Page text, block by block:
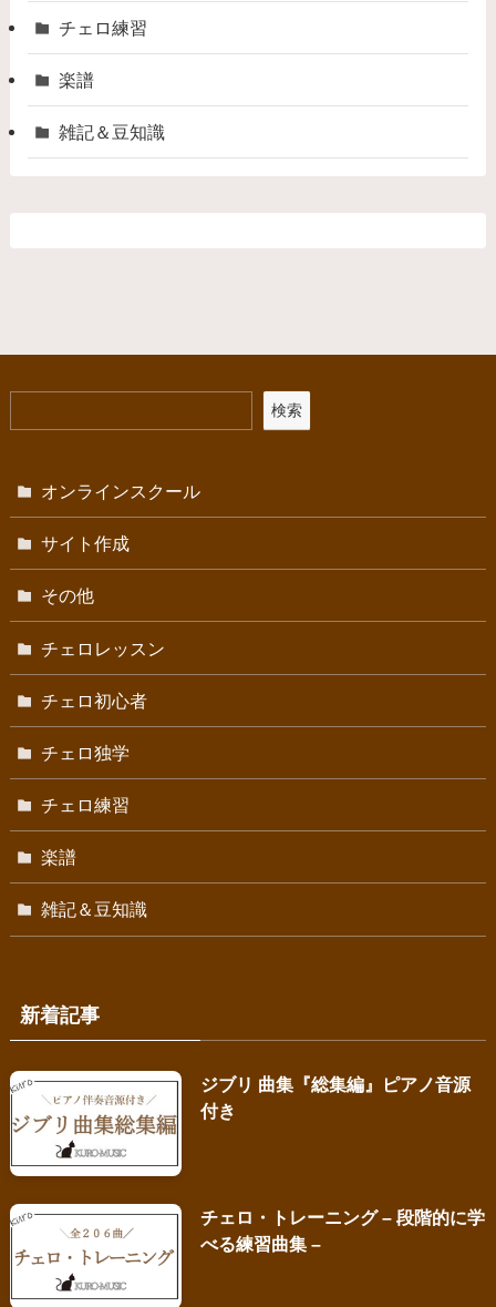
チェロ練習
楽譜
雑記＆豆知識
検索
オンラインスクール
サイト作成
その他
チェロレッスン
チェロ初心者
チェロ独学
チェロ練習
楽譜
雑記＆豆知識
新着記事
ジブリ 曲集『総集編』ピアノ音源
付き
チェロ・トレーニング – 段階的に学
べる練習曲集 –